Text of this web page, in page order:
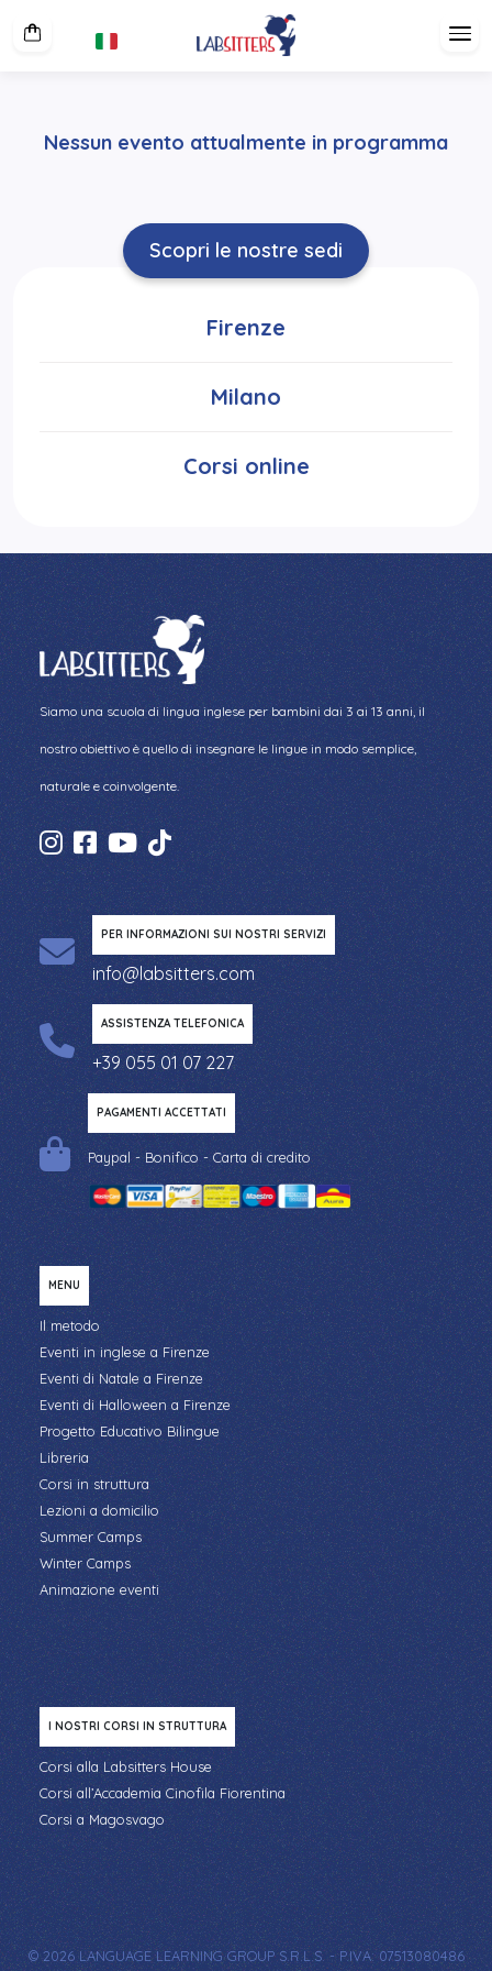
Nessun evento attualmente in programma
Scopri le nostre sedi
Firenze
Milano
Corsi online
Siamo una scuola di lingua inglese per bambini dai 3 ai 13 anni, il
nostro obiettivo è quello di insegnare le lingue in modo semplice,
naturale e coinvolgente.
PER INFORMAZIONI SUI NOSTRI SERVIZI
info@labsitters.com
ASSISTENZA TELEFONICA
+39 055 01 07 227
PAGAMENTI ACCETTATI
Paypal - Bonifico - Carta di credito
MENU
Il metodo
Eventi in inglese a Firenze
Eventi di Natale a Firenze
Eventi di Halloween a Firenze
Progetto Educativo Bilingue
Libreria
Corsi in struttura
Lezioni a domicilio
Summer Camps
Winter Camps
Animazione eventi
I NOSTRI CORSI IN STRUTTURA
Corsi alla Labsitters House
Corsi all’Accademia Cinofila Fiorentina
Corsi a Magosvago
© 2026 LANGUAGE LEARNING GROUP S.R.L.S. - P.IVA: 07513080486